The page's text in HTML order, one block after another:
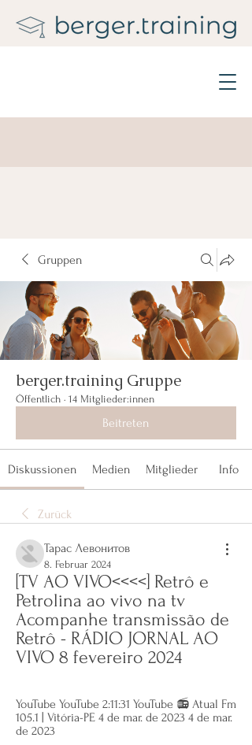
Gruppen
berger.training Gruppe
Öffentlich · 14 Mitglieder:innen
Beitreten
Diskussionen Medien Mitglieder Info
Zurück
Тарас Левонитов
8. Februar 2024
[TV AO VIVO<<<<] Retrô e
Petrolina ao vivo na tv
Acompanhe transmissão de
Retrô - RÁDIO JORNAL AO
VIVO 8 fevereiro 2024
YouTube YouTube 2:11:31 YouTube 📻 Atual Fm
105.1 | Vitória-PE 4 de mar. de 2023 4 de mar.
de 2023